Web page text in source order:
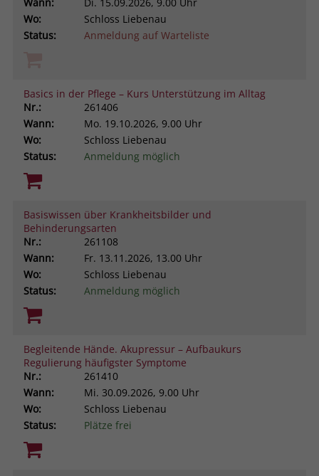
Wo:
Schloss Liebenau
Status:
Anmeldung auf Warteliste
Basics in der Pflege – Kurs Unterstützung im Alltag
Nr.:
261406
Wann:
Mo. 19.10.2026, 9.00 Uhr
Wo:
Schloss Liebenau
Status:
Anmeldung möglich
Basiswissen über Krankheitsbilder und
Behinderungsarten
Nr.:
261108
Wann:
Fr. 13.11.2026, 13.00 Uhr
Wo:
Schloss Liebenau
Status:
Anmeldung möglich
Begleitende Hände. Akupressur – Aufbaukurs
Regulierung häufigster Symptome
Nr.:
261410
Wann:
Mi. 30.09.2026, 9.00 Uhr
Wo:
Schloss Liebenau
Status:
Plätze frei
Name PHPSESSID
Laufzeit Session
Zweck
Behält die Zustände des Benutzers bei
allen Seitenanfragen bei.
Browsers und die Einstellungen
exklusiv für diese Website zu speichern.
Dadurch wird gewährleistet, dass
werden, mit derselben
Benutzerkennung verknüpft werden.
Name _clsk
Anbieter
Laufzeit 1 Jahr
Zweck
Microsoft Clarity setzt dieses Cookie,
um die Seitenaufrufe eines Benutzers
zu speichern und in einer einzigen
Sitzungsaufzeichnung